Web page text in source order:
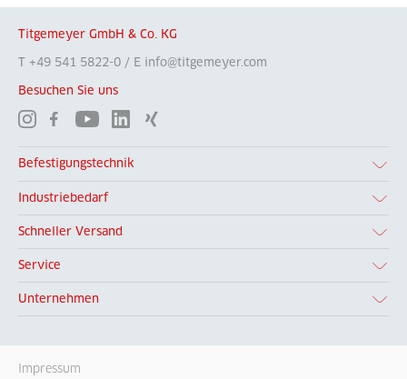
Titgemeyer GmbH & Co. KG
T +49 541 5822-0 / E info@titgemeyer.com
Besuchen Sie uns
Befestigungstechnik
Industriebedarf
Schneller Versand
Service
Unternehmen
Impressum